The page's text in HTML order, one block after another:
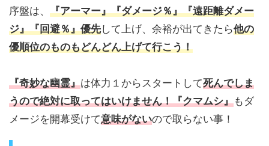
序盤は、 『アーマー』『ダメージ％』『遠距離ダメー
ジ』『回避％』優先して上げ、余裕が出てきたら他の
優順位のものもどんどん上げて行こう！
『奇妙な幽霊』は体力１からスタートして死んでしま
うので絶対に取ってはいけません！『クマムシ』もダ
メージを開幕受けて意味がないので取らない事！